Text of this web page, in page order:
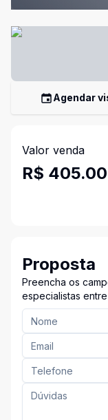
Agendar
Valor venda
R$
Proposta
Preencha os
especialistas